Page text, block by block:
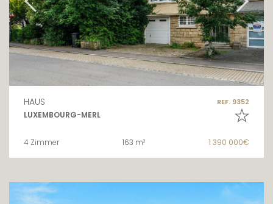
HAUS REF. 9352
LUXEMBOURG-MERL
4 Zimmer 163 m² 1 390 000€